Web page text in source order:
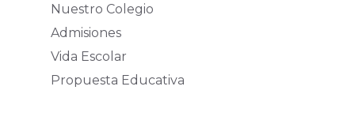
Nuestro Colegio
Admisiones
Vida Escolar
Propuesta Educativa